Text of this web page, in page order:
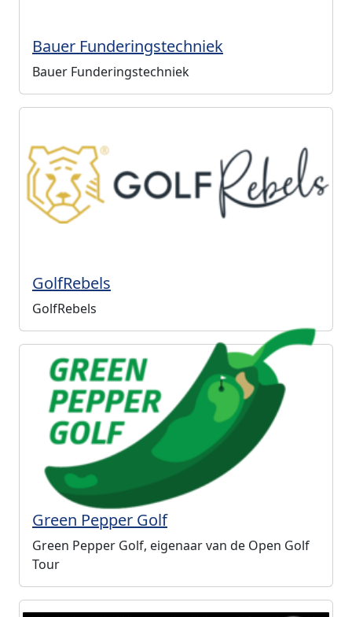
Bauer Funderingstechniek
Bauer Funderingstechniek
GolfRebels
GolfRebels
Green Pepper Golf
Green Pepper Golf, eigenaar van de Open Golf
Tour